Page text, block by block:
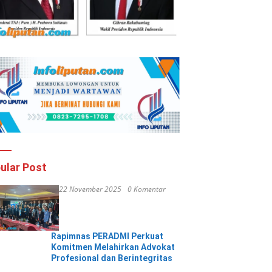
Post
22 November 2025 0 Komentar
Rapimnas PERADMI Perkuat
Komitmen Melahirkan Advokat
Profesional dan Berintegritas